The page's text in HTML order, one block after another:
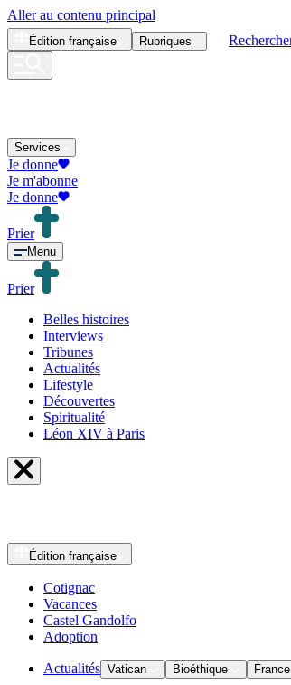
Aller au contenu principal
Édition française Rubriques
Services
Je donne
Je m'abonne
Je donne
Prier
Menu
Prier
Belles histoires
Interviews
Tribunes
Actualités
Lifestyle
Découvertes
Spiritualité
Léon XIV à Paris
Édition française
Cotignac
Vacances
Castel Gandolfo
Adoption
Actualités Vatican Bioéthique France